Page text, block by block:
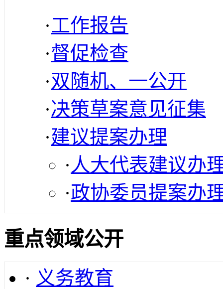
·工作报告
·督促检查
·双随机、一公开
·决策草案意见征集
·建议提案办理
· 人大代表建议办
·政协委员提案办
重点领域公开
· 义务教育